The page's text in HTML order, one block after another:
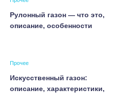
Рулонный газон — что это,
описание, особенности
Прочее
Искусственный газон:
описание, характеристики,